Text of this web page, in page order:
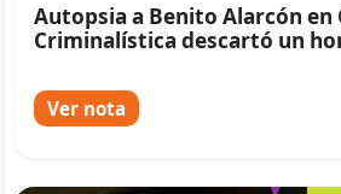
Autopsia a Benito Alarcón
Criminalística descartó un
Ver nota